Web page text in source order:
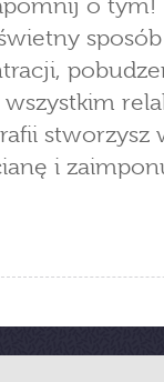
o tym!
stworzysz
i